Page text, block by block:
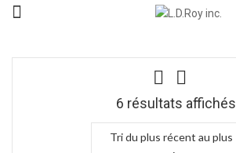
6 résultats affichés
Tri du plus récent au plus